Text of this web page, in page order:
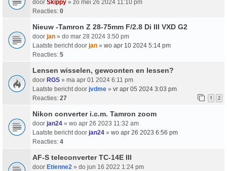
door Skippy » zo mei 26 2024 11:10 pm
Reacties: 0
Nieuw -Tamron Z 28-75mm F/2.8 Di III VXD G2
door jan » do mar 28 2024 3:50 pm
Laatste bericht door jan » wo apr 10 2024 5:14 pm
Reacties: 5
Lensen wisselen, gewoonten en lessen?
door RGS » ma apr 01 2024 6:11 pm
Laatste bericht door jvdme » vr apr 05 2024 3:03 pm
Reacties: 27 1 2
Nikon converter i.c.m. Tamron zoom
door jan24 » wo apr 26 2023 11:32 am
Laatste bericht door jan24 » wo apr 26 2023 6:56 pm
Reacties: 4
AF-S teleconverter TC-14E III
door Etienne2 » do jun 16 2022 1:24 pm